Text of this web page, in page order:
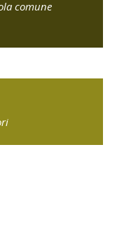
comune